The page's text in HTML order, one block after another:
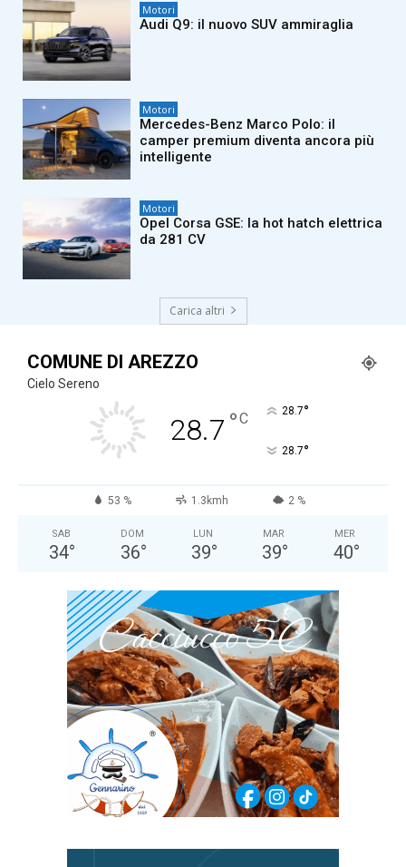
Motori
Audi Q9: il nuovo SUV ammiraglia
Motori
Mercedes-Benz Marco Polo: il
camper premium diventa ancora più
intelligente
Motori
Opel Corsa GSE: la hot hatch elettrica
da 281 CV
Carica altri
COMUNE DI AREZZO
Cielo Sereno
28.7 °C 28.7°
28.7°
53 % 1.3kmh 2 %
SAB
34°
DOM
36°
LUN
39°
MAR
39°
MER
40°